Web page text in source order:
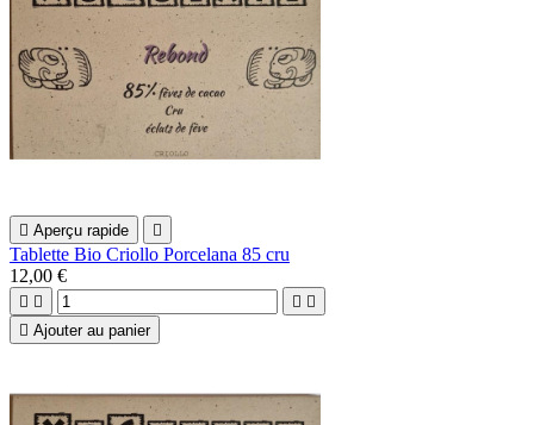
 Aperçu rapide 
Tablette Bio Criollo Porcelana 85 cru
12,00 €
   
 Ajouter au panier